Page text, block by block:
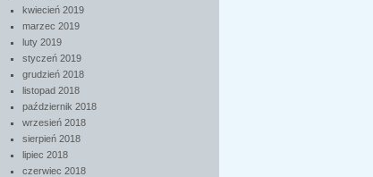
kwiecień 2019
marzec 2019
luty 2019
styczeń 2019
grudzień 2018
listopad 2018
październik 2018
wrzesień 2018
sierpień 2018
lipiec 2018
czerwiec 2018